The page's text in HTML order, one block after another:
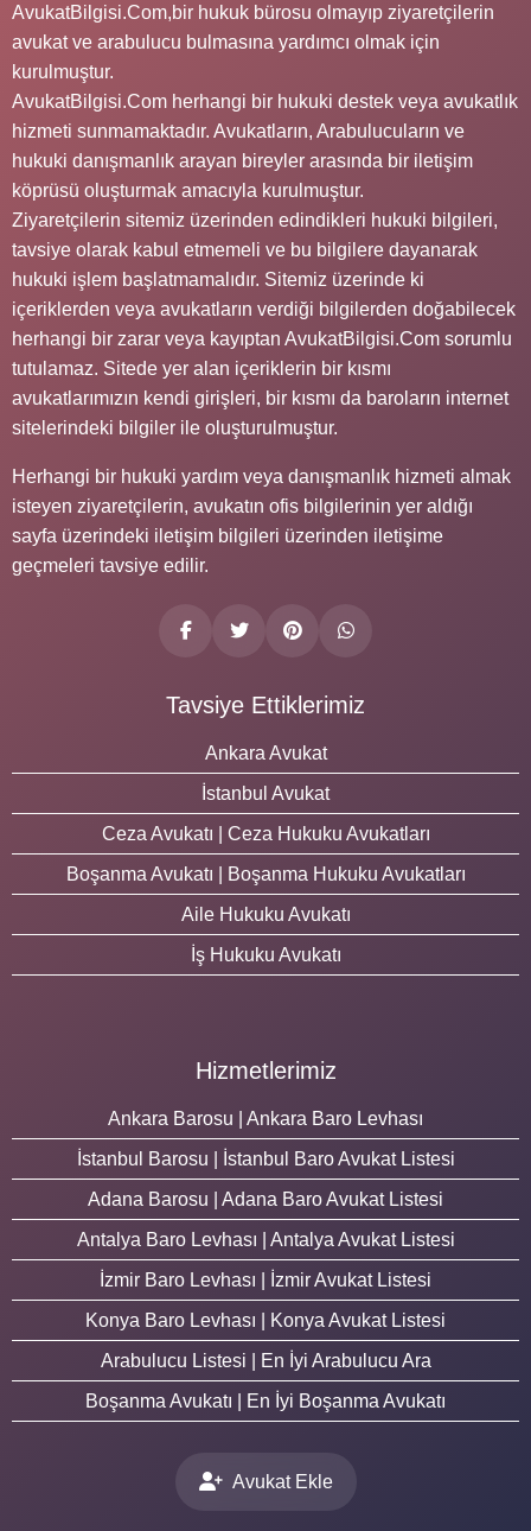
AvukatBilgisi.Com,bir hukuk bürosu olmayıp ziyaretçilerin
avukat ve arabulucu bulmasına yardımcı olmak için
kurulmuştur.
AvukatBilgisi.Com herhangi bir hukuki destek veya avukatlık
hizmeti sunmamaktadır. Avukatların, Arabulucuların ve
hukuki danışmanlık arayan bireyler arasında bir iletişim
köprüsü oluşturmak amacıyla kurulmuştur.
Ziyaretçilerin sitemiz üzerinden edindikleri hukuki bilgileri,
tavsiye olarak kabul etmemeli ve bu bilgilere dayanarak
hukuki işlem başlatmamalıdır. Sitemiz üzerinde ki
içeriklerden veya avukatların verdiği bilgilerden doğabilecek
herhangi bir zarar veya kayıptan AvukatBilgisi.Com sorumlu
tutulamaz. Sitede yer alan içeriklerin bir kısmı
avukatlarımızın kendi girişleri, bir kısmı da baroların internet
sitelerindeki bilgiler ile oluşturulmuştur.
Herhangi bir hukuki yardım veya danışmanlık hizmeti almak
isteyen ziyaretçilerin, avukatın ofis bilgilerinin yer aldığı
sayfa üzerindeki iletişim bilgileri üzerinden iletişime
geçmeleri tavsiye edilir.
Tavsiye Ettiklerimiz
Ankara Avukat
İstanbul Avukat
Ceza Avukatı | Ceza Hukuku Avukatları
Boşanma Avukatı | Boşanma Hukuku Avukatları
Aile Hukuku Avukatı
İş Hukuku Avukatı
Hizmetlerimiz
Ankara Barosu | Ankara Baro Levhası
İstanbul Barosu | İstanbul Baro Avukat Listesi
Adana Barosu | Adana Baro Avukat Listesi
Antalya Baro Levhası | Antalya Avukat Listesi
İzmir Baro Levhası | İzmir Avukat Listesi
Konya Baro Levhası | Konya Avukat Listesi
Arabulucu Listesi | En İyi Arabulucu Ara
Boşanma Avukatı | En İyi Boşanma Avukatı
Avukat Ekle